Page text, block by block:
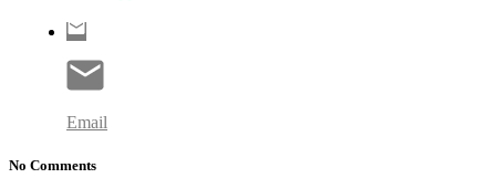
Email
No Comments